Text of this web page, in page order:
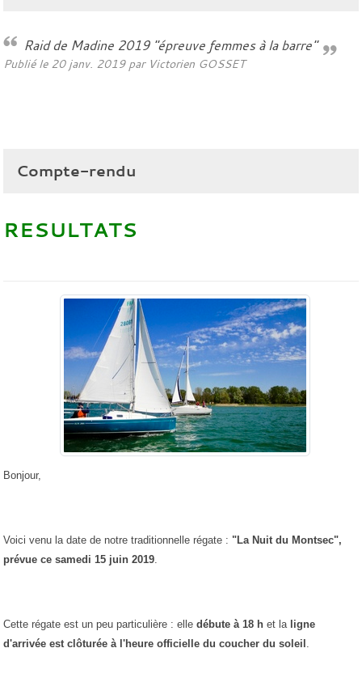
Raid de Madine 2019 "épreuve femmes à la barre"
Publié le 20 janv. 2019par Victorien GOSSET
Compte-rendu
RESULTATS
Bonjour,
Voici venu la date de notre traditionnelle régate : "La Nuit du Montsec",
prévue ce samedi 15 juin 2019
Cette régate est un peu particulière : elle débute à 18 h et la ligne
d'arrivée est clôturée à l'heure officielle du coucher du soleil